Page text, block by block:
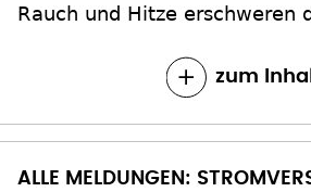
Rauch und Hitze erschweren
zum
ALLE MELDUNGEN: